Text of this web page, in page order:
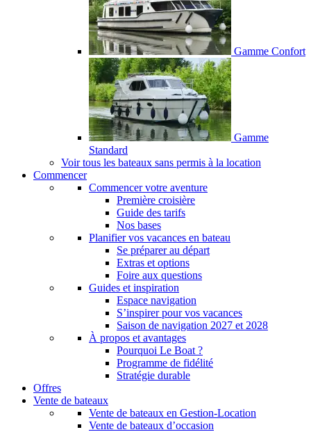
Gamme Confort
Gamme
Standard
Voir tous les bateaux sans permis à la location
Commencer
Commencer votre aventure
Première croisière
Guide des tarifs
Nos bases
Planifier vos vacances en bateau
Se préparer au départ
Extras et options
Foire aux questions
Guides et inspiration
Espace navigation
S’inspirer pour vos vacances
Saison de navigation 2027 et 2028
À propos et avantages
Pourquoi Le Boat ?
Programme de fidélité
Stratégie durable
Offres
Vente de bateaux
Vente de bateaux en Gestion-Location
Vente de bateaux d’occasion